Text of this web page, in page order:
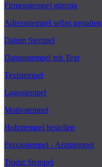
Firmenstempel günstig
Adressstempel selbst gestalten
Datum Stempel
Datumstempel mit Text
Textstempel
Logostempel
Motivstempel
Holzstempel bestellen
Praxisstempel - Arztstempel
Trodat Stempel